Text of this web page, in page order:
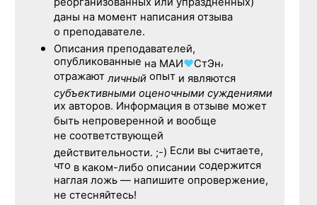
реорганизованных или упразднённых)
даны на момент написания отзыва
о преподавателе.
Описания преподавателей,
опубликованные на МАИ♥СтЭн,
отражаютличный опыт и являются
субъективными оценочными суждениями
их авторов. Информация в отзыве может
быть непроверенной и вообще
не соответствующей
действительности. ;-) Если вы считаете,
что в каком-либо описании содержится
наглая ложь — напишите опровержение,
не стесняйтесь!